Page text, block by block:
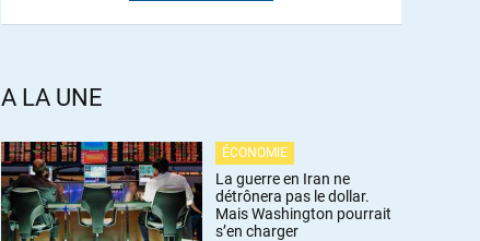
A LA UNE
ÉCONOMIE
La guerre en Iran ne
détrônera pas le dollar.
Mais Washington pourrait
s’en charger